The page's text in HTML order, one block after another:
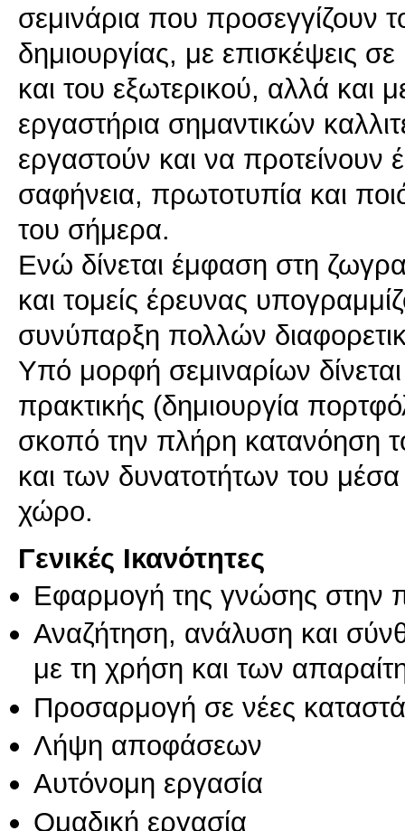
σεμινάρια που προσεγγίζουν
δημιουργίας, με επισκέψεις
και του εξωτερικού, αλλά και
εργαστήρια σημαντικών
εργαστούν και να
σαφήνεια, πρωτοτυπία και
του σήμερα.
Ενώ δίνεται έμφαση στη
και τομείς έρευνας
συνύπαρξη πολλών
Yπό μορφή σεμιναρίων
πρακτικής (δημιουργία
σκοπό την πλήρη κατανόηση
και των δυνατοτήτων του μέσα
Γενικές Ικανότητες
Εφαρμογή της γνώσης στην
Αναζήτηση, ανάλυση και
με τη χρήση και των
Προσαρμογή σε νέες
Λήψη αποφάσεων
Αυτόνομη εργασία
Ομαδική εργασία